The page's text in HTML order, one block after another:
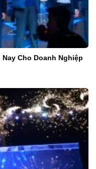
Cho Doanh Nghiệp